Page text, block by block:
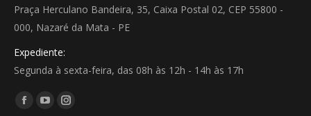
Praça Herculano Bandeira, 35, Caixa Postal 02, CEP 55800 -
000, Nazaré da Mata - PE
Expediente:
Segunda à sexta-feira, das 08h às 12h - 14h às 17h
Encontre-nos em:
Facebook
YouTubeInstagram